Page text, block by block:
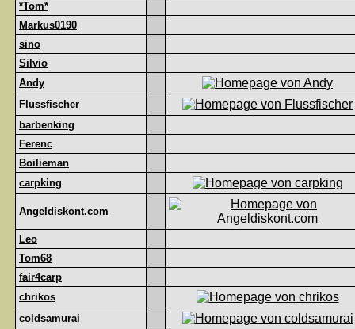
*Tom*
Markus0190
sino
Silvio
Andy
Flussfischer
barbenking
Ferenc
Boilieman
carpking
Angeldiskont.com
Leo
Tom68
fair4carp
chrikos
coldsamurai